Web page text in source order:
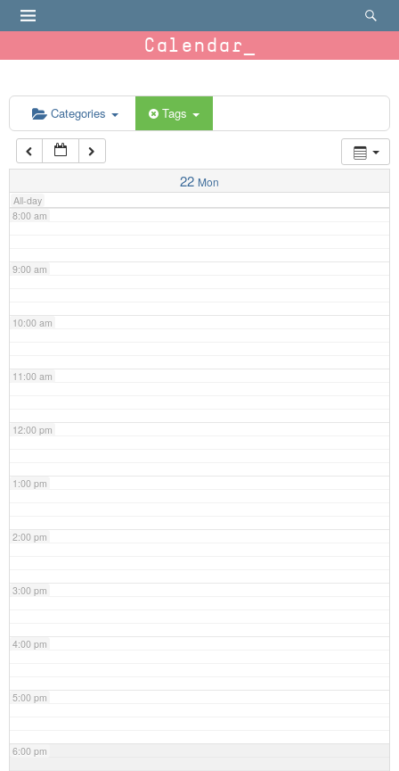
Calendar
Categories Tags
22 Mon
All-day
6:00 am
7:00 am
8:00 am
9:00 am
10:00 am
11:00 am
12:00 pm
1:00 pm
2:00 pm
3:00 pm
4:00 pm
5:00 pm
6:00 pm